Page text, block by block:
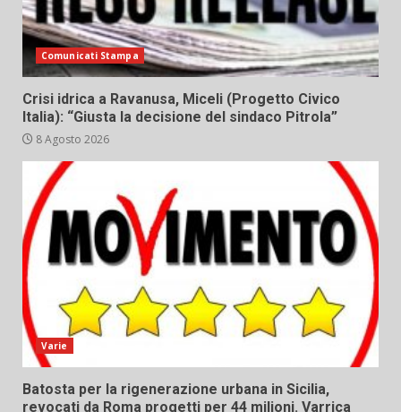
Comunicati Stampa
Crisi idrica a Ravanusa, Miceli (Progetto Civico
Italia): “Giusta la decisione del sindaco Pitrola”
8 Agosto 2026
Varie
Batosta per la rigenerazione urbana in Sicilia,
revocati da Roma progetti per 44 milioni. Varrica